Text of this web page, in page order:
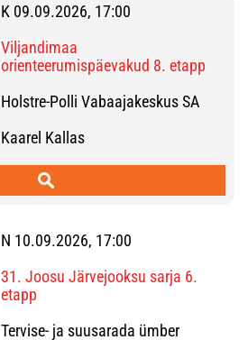
K 09.09.2026, 17:00
Viljandimaa
orienteerumispäevakud 8. etapp
Holstre-Polli Vabaajakeskus SA
Kaarel Kallas
N 10.09.2026, 17:00
31. Joosu Järvejooksu sarja 6.
etapp
Tervise- ja suusarada ümber